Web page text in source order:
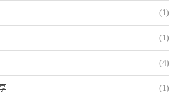
(1)
(1)
(4)
(1)